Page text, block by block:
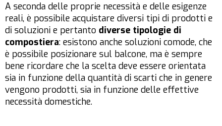
A seconda delle proprie necessità e delle esigenze
reali, è possibile acquistare diversi tipi di prodotti e
di soluzioni e pertanto diverse tipologie di
compostiera: esistono anche soluzioni comode, che
è possibile posizionare sul balcone, ma è sempre
bene ricordare che la scelta deve essere orientata
sia in funzione della quantità di scarti che in genere
vengono prodotti, sia in funzione delle effettive
necessità domestiche.